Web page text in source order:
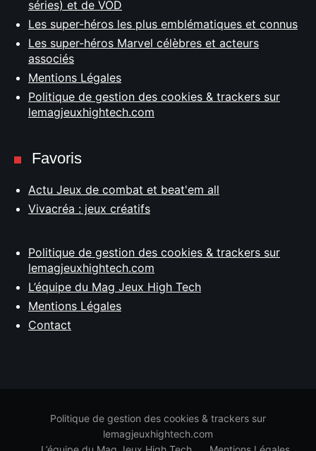
séries) et de VOD
Les super-héros les plus emblématiques et connus
Les super-héros Marvel célèbres et acteurs
associés
Mentions Légales
Politique de gestion des cookies & trackers sur
lemagjeuxhightech.com
Favoris
Actu Jeux de combat et beat'em all
Vivacréa : jeux créatifs
Politique de gestion des cookies & trackers sur
lemagjeuxhightech.com
L’équipe du Mag Jeux High Tech
Mentions Légales
Contact
Politique de gestion des cookies & trackers sur
lemagjeuxhightech.com